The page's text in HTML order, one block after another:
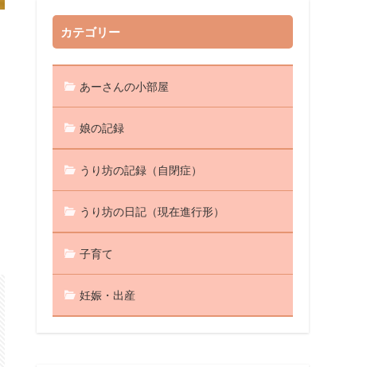
カテゴリー
あーさんの小部屋
娘の記録
うり坊の記録（自閉症）
うり坊の日記（現在進行形）
子育て
妊娠・出産